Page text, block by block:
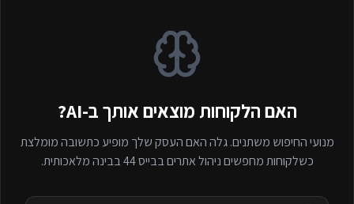
האם הלקוחות מוצאים אותך ב-AI?
מנועי החיפוש משתנים. גלה האם העסק שלך מופיע כתשובה מומלצת
כשלקוחות מחפשיםניהול אתרים בבייס 44 בבינה מלאכותית.